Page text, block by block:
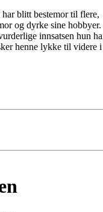
blitt bestemor til flere,
og dyrke sine hobbyer.
innsatsen hun
henne lykke til videre i